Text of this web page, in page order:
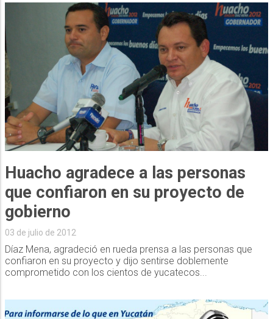
Huacho agradece a las personas
que confiaron en su proyecto de
gobierno
03 de julio de 2012
Díaz Mena, agradeció en rueda prensa a las personas que
confiaron en su proyecto y dijo sentirse doblemente
comprometido con los cientos de yucatecos...